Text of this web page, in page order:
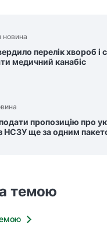
новина
перелік хвороб і
медичний канабіс
пропозицію про
НСЗУ ще за одним
темою